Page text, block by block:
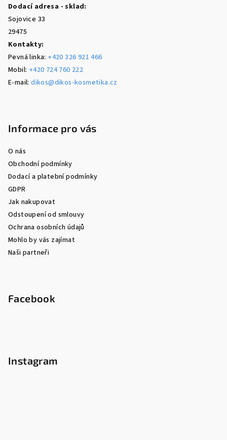
Dodací adresa - sklad:
Sojovice 33
29475
Kontakty:
Pevná linka: +420 326 921 466
Mobil: +420 724 760 222
E-mail:dikos@dikos-kosmetika.cz
Informace pro vás
O nás
Obchodní podmínky
Dodací a platební podmínky
GDPR
Jak nakupovat
Odstoupení od smlouvy
Ochrana osobních údajů
Mohlo by vás zajímat
Naši partneři
Facebook
Instagram